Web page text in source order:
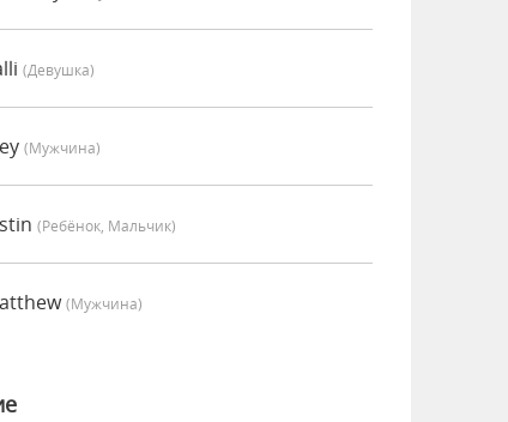
(девушка)
(мужчина)
(Ребёнок, Мальчик)
(мужчина)